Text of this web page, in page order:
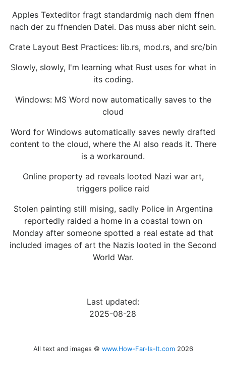
Apples Texteditor fragt standardmig nach dem ffnen
nach der zu ffnenden Datei. Das muss aber nicht sein.
Crate Layout Best Practices: lib.rs, mod.rs, and src/bin
Slowly, slowly, I'm learning what Rust uses for what in
its coding.
Windows: MS Word now automatically saves to the
cloud
Word for Windows automatically saves newly drafted
content to the cloud, where the AI also reads it. There
is a workaround.
Online property ad reveals looted Nazi war art,
triggers police raid
Stolen painting still mising, sadly Police in Argentina
reportedly raided a home in a coastal town on
Monday after someone spotted a real estate ad that
included images of art the Nazis looted in the Second
World War.
Last updated:
2025-08-28
All text and images © www.How-Far-Is-It.com 2026